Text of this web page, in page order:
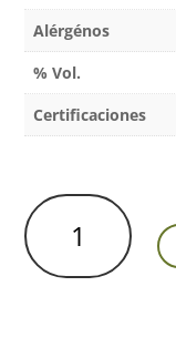
Alérgénos
% Vol.
Certificaciones
Little
Demogorgon
cantidad